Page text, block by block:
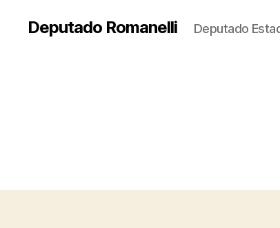
Deputado Romanelli Deputado